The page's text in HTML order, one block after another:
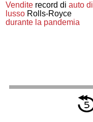
Vendite record diauto di
lusso Rolls-Royce
durante la pandemia